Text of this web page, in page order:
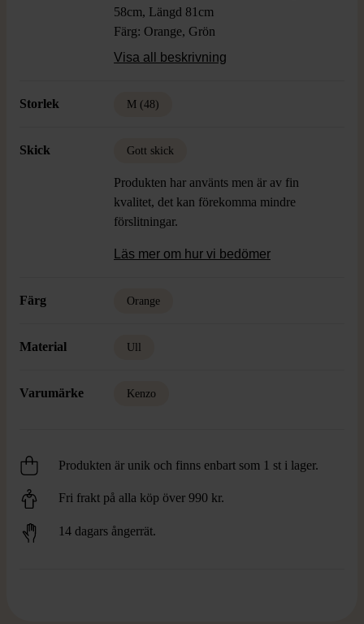
58cm, Längd 81cm
Färg: Orange, Grön
Material: 100% Ull
Visa all beskrivning
Storlek M (48)
Skick Gott skick
Produkten har använts men är av fin
kvalitet, det kan förekomma mindre
förslitningar.
Läs mer om hur vi bedömer
Färg Orange
Material Ull
Varumärke Kenzo
Produkten är unik och finns enbart som 1 st i lager.
Fri frakt på alla köp över 990 kr.
14 dagars ångerrät.